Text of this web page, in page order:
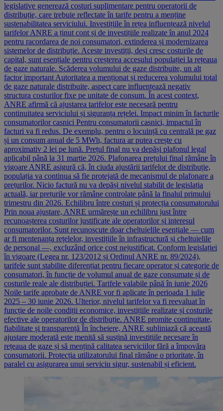
legislative generează costuri suplimentare pentru operatorii de
distribuție, care trebuie reflectate în tarife pentru a menține
sustenabilitatea serviciului. Investițiile în rețea influențează nivelul
tarifelor ANRE a ținut cont și de investițiile realizate în anul 2024
pentru racordarea de noi consumatori, extinderea și modernizarea
sistemelor de distribuție. Aceste investiții, deși cresc costurile de
capital, sunt esențiale pentru creșterea accesului populației la rețeaua
de gaze naturale. Scăderea volumului de gaze distribuite, un alt
factor important Autoritatea a menționat și reducerea volumului total
de gaze naturale distribuite, aspect care influențează negativ
structura costurilor fixe pe unitate de consum. În acest context,
ANRE afirmă că ajustarea tarifelor este necesară pentru
continuitatea serviciului și siguranța rețelei. Impact minim în facturile
consumatorilor casnici Pentru consumatorii casnici, impactul în
facturi va fi redus. De exemplu, pentru o locuință cu centrală pe gaz
și un consum anual de 5 MWh, factura ar putea crește cu
aproximativ 2 lei pe lună. Prețul final nu va depăși plafonul legal
aplicabil până la 31 martie 2026. Plafonarea prețului final rămâne în
vigoare ANRE asigură că, în ciuda ajustării tarifelor de distribuție,
populația va continua să fie protejată de mecanismul de plafonare a
prețurilor. Nicio factură nu va depăși nivelul stabilit de legislația
actuală, iar prețurile vor rămâne controlate până la finalul primului
trimestru din 2026. Echilibru între costuri și protecția consumatorului
Prin noua ajustare, ANRE urmărește un echilibru just între
recunoașterea costurilor justificate ale operatorilor și interesul
consumatorilor. Sunt recunoscute doar cheltuielile esențiale — cum
ar fi mentenanța rețelelor, investițiile în infrastructură și cheltuielile
de personal —, excluzând orice cost nejustificat. Conform legislației
în vigoare (Legea nr. 123/2012 și Ordinul ANRE nr. 89/2024),
tarifele sunt stabilite diferențiat pentru fiecare operator și categorie de
consumatori, în funcție de volumul anual de gaze consumate și de
costurile reale ale distribuției. Tarifele valabile până în iunie 2026
Noile tarife aprobate de ANRE vor fi aplicate în perioada 1 iulie
2025 – 30 iunie 2026. Ulterior, nivelul tarifelor va fi reevaluat în
funcție de noile condiții economice, investițiile realizate și costurile
efective ale operatorilor de distribuție. ANRE promite continuitate,
fiabilitate și transparență În încheiere, ANRE subliniază că această
ajustare moderată este menită să susțină investițiile necesare în
rețeaua de gaze și să mențină calitatea serviciilor fără a împovăra
consumatorii. Protecția utilizatorului final rămâne o prioritate, în
paralel cu asigurarea unui serviciu sigur, sustenabil și eficient.